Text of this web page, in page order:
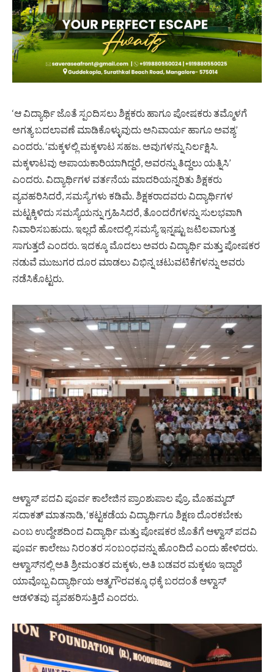
‘ಆ ವಿದ್ಯಾರ್ಥಿ ಜೊತೆ ಸ್ಪಂದಿಸಲು ಶಿಕ್ಷಕರು ಹಾಗೂ ಪೋಷಕರು ತಮ್ಮೊಳಗೆ
ಅಗತ್ಯ ಬದಲಾವಣೆ ಮಾಡಿಕೊಳ್ಳುವುದು ಅನಿವಾರ್ಯ ಹಾಗೂ ಅವಶ್ಯ’
ಎಂದರು. ‘ಮಕ್ಕಳಲ್ಲಿ ಮಕ್ಕಳಾಟ ಸಹಜ. ಅವುಗಳನ್ನು ನಿರ್ಲಕ್ಷಿಸಿ.
ಮಕ್ಕಳಾಟವು ಅಪಾಯಕಾರಿಯಾಗಿದ್ದರೆ, ಅವರನ್ನು ತಿದ್ದಲು ಯತ್ನಿಸಿ’
ಎಂದರು. ವಿದ್ಯಾರ್ಥಿಗಳ ವರ್ತನೆಯ ಮಾದರಿಯನ್ನರಿತು ಶಿಕ್ಷಕರು
ವ್ಯವಹರಿಸಿದರೆ, ಸಮಸ್ಯೆಗಳು ಕಡಿಮೆ. ಶಿಕ್ಷಕರಾದವರು ವಿದ್ಯಾರ್ಥಿಗಳ
ಮಟ್ಟಕ್ಕಿಳಿದು ಸಮಸ್ಯೆಯನ್ನು ಗ್ರಹಿಸಿದರೆ, ತೊಂದರೆಗಳನ್ನು ಸುಲಭವಾಗಿ
ನಿವಾರಿಸಬಹುದು. ಇಲ್ಲದೆ ಹೋದಲ್ಲಿ ಸಮಸ್ಯೆ ಇನ್ನಷ್ಟು ಜಟಿಲವಾಗುತ್ತ
ಸಾಗುತ್ತದೆ ಎಂದರು. ಇದಕ್ಕೂ ಮೊದಲು ಅವರು ವಿದ್ಯಾರ್ಥಿ ಮತ್ತು ಪೋಷಕರ
ನಡುವೆ ಮುಜುಗರ ದೂರ ಮಾಡಲು ವಿಭಿನ್ನ ಚಟುವಟಿಕೆಗಳನ್ನು ಅವರು
ನಡೆಸಿಕೊಟ್ಟರು.
ಆಳ್ವಾಸ್ ಪದವಿ ಪೂರ್ವ ಕಾಲೇಜಿನ ಪ್ರಾಂಶುಪಾಲ ಪ್ರೊ. ಮೊಹಮ್ಮದ್
ಸದಾಕತ್ ಮಾತನಾಡಿ, ‘ಕಟ್ಟಕಡೆಯ ವಿದ್ಯಾರ್ಥಿಗೂ ಶಿಕ್ಷಣ ದೊರಕಬೇಕು
ಎಂಬ ಉದ್ದೇಶದಿಂದ ವಿದ್ಯಾರ್ಥಿ ಮತ್ತು ಪೋಷಕರ ಜೊತೆಗೆ ಆಳ್ವಾಸ್ ಪದವಿ
ಪೂರ್ವ ಕಾಲೇಜು ನಿರಂತರ ಸಂಬಂಧವನ್ನು ಹೊಂದಿದೆ ಎಂದು ಹೇಳಿದರು.
ಆಳ್ವಾಸ್‍ನಲ್ಲಿ ಅತಿ ಶ್ರೀಮಂತರ ಮಕ್ಕಳು, ಅತಿ ಬಡವರ ಮಕ್ಕಳೂ ಇದ್ದಾರೆ
ಯಾವೊಬ್ಬ ವಿದ್ಯಾರ್ಥಿಯ ಆತ್ಮಗೌರವಕ್ಕೂ ಧಕ್ಕೆ ಬರದಂತೆ ಆಳ್ವಾಸ್
ಆಡಳಿತವು ವ್ಯವಹರಿಸುತ್ತಿದೆ ಎಂದರು.